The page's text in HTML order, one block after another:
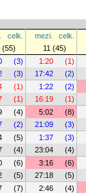
celk. mezi. celk.
(55) 11 (45)
(3) 1:20 (1)
(3) 17:42 (2)
(1) 1:22 (2)
(1) 16:19 (1)
(4) 5:02 (8)
(2) 21:09 (3)
(5) 1:37 (3)
(4) 23:04 (4)
(6) 3:16 (6)
(5) 27:18 (5)
(7) 2:46 (4)